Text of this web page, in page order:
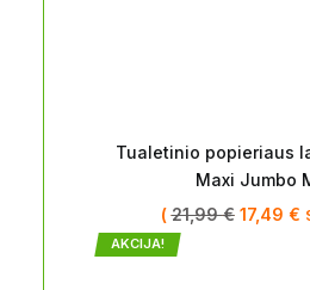
Tualetinio popieriaus
Maxi Jumbo
(21,99€ 17,49 €
AKCIJA!